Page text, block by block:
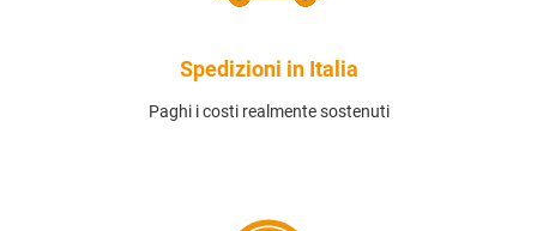
Spedizioni in Italia
Paghi i costi realmente sostenuti